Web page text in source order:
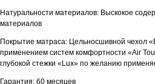
Натуральности материалов: Выскокое
материалов
Покрытие матраса: Цельносшивной чехол
применением систем комфортности «Air
глубокой стежки «Lux» по желанию
Гарантия: 60 месяцев